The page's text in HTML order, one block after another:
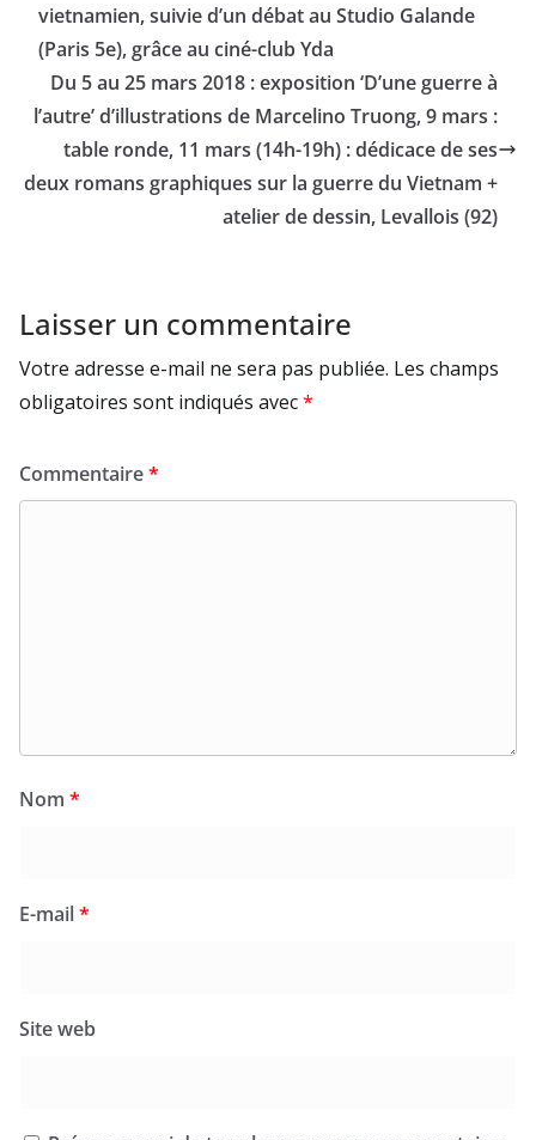
vietnamien, suivie d’un débat au Studio Galande
(Paris 5e), grâce au ciné-club Yda
Du 5 au 25 mars 2018 : exposition ‘D’une guerre à
l’autre’ d’illustrations de Marcelino Truong, 9 mars :
table ronde, 11 mars (14h-19h) : dédicace de ses
deux romans graphiques sur la guerre du Vietnam +
atelier de dessin, Levallois (92)
Laisser un commentaire
Votre adresse e-mail ne sera pas publiée. Les champs
obligatoires sont indiqués avec*
Commentaire*
Nom *
E-mail*
Site web